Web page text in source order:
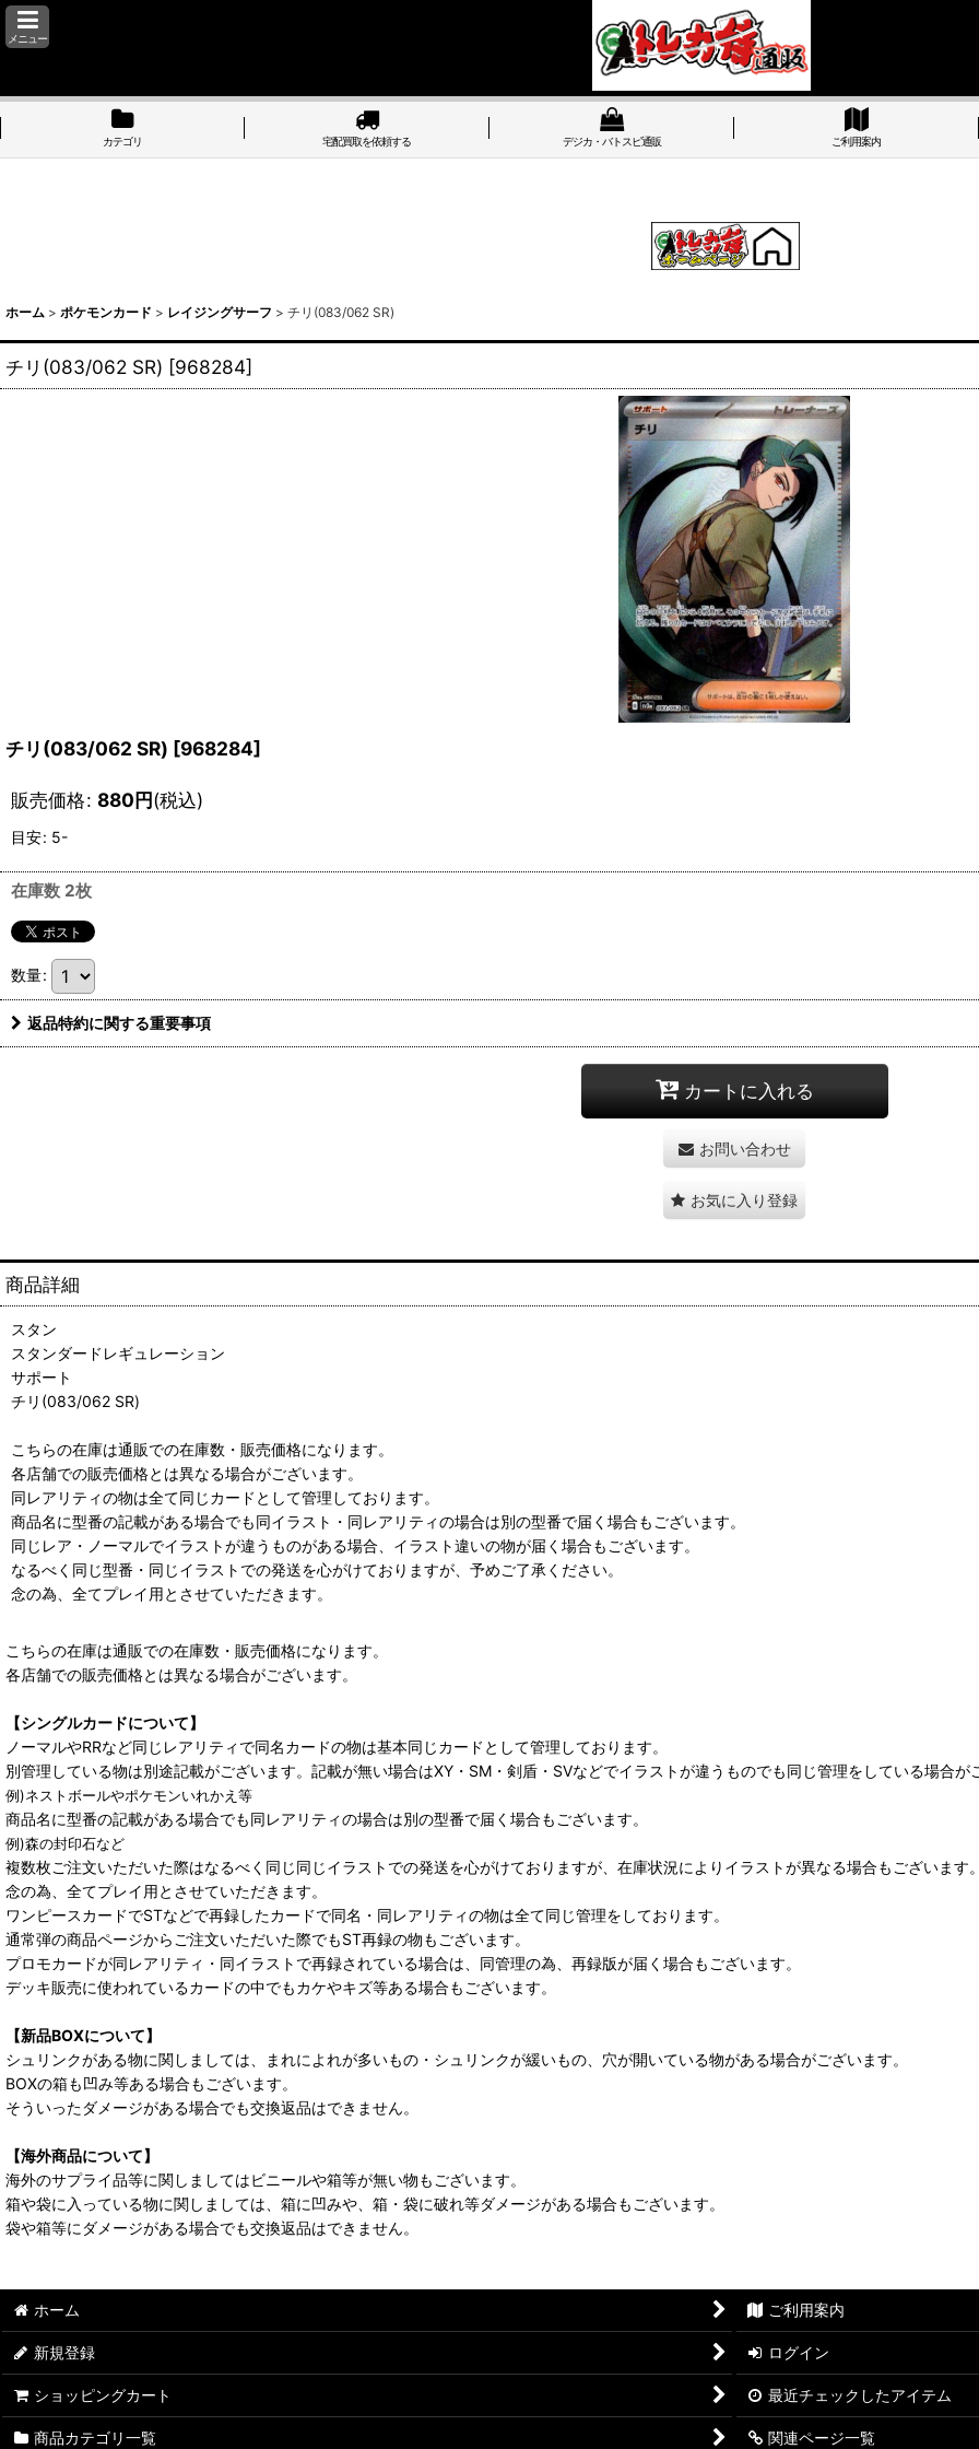
メニュー
カテゴリ 宅配買取を依頼する デジカ・バトスピ通販 ご利用案内
ホーム > ポケモンカード > レイジングサーフ > チリ(083/062 SR)
チリ(083/062 SR) [968284]
チリ(083/062 SR) [968284]
販売価格: 880円(税込)
目安: 5-
在庫数 2枚
数量:
返品特約に関する重要事項
カートに入れる
お問い合わせ
お気に入り登録
商品詳細
スタン
スタンダードレギュレーション
サポート
チリ(083/062 SR)
こちらの在庫は通販での在庫数・販売価格になります。
各店舗での販売価格とは異なる場合がございます。
同レアリティの物は全て同じカードとして管理しております。
商品名に型番の記載がある場合でも同イラスト・同レアリティの場合は別の型番で届く場合もございます。
同じレア・ノーマルでイラストが違うものがある場合、イラスト違いの物が届く場合もございます。
なるべく同じ型番・同じイラストでの発送を心がけておりますが、予めご了承ください。
念の為、全てプレイ用とさせていただきます。
こちらの在庫は通販での在庫数・販売価格になります。
各店舗での販売価格とは異なる場合がございます。
【シングルカードについて】
ノーマルやRRなど同じレアリティで同名カードの物は基本同じカードとして管理しております。
別管理している物は別途記載がございます。記載が無い場合はXY・SM・剣盾・SVなどでイラストが違うものでも同じ管理をしている場合が
例)ネストボールやポケモンいれかえ等
商品名に型番の記載がある場合でも同レアリティの場合は別の型番で届く場合もございます。
例)森の封印石など
複数枚ご注文いただいた際はなるべく同じ同じイラストでの発送を心がけておりますが、在庫状況によりイラストが異なる場合もございます。
念の為、全てプレイ用とさせていただきます。
ワンピースカードでSTなどで再録したカードで同名・同レアリティの物は全て同じ管理をしております。
通常弾の商品ページからご注文いただいた際でもST再録の物もございます。
プロモカードが同レアリティ・同イラストで再録されている場合は、同管理の為、再録版が届く場合もございます。
デッキ販売に使われているカードの中でもカケやキズ等ある場合もございます。
【新品BOXについて】
シュリンクがある物に関しましては、まれによれが多いもの・シュリンクが緩いもの、穴が開いている物がある場合がございます。
BOXの箱も凹み等ある場合もございます。
そういったダメージがある場合でも交換返品はできません。
【海外商品について】
海外のサプライ品等に関しましてはビニールや箱等が無い物もございます。
箱や袋に入っている物に関しましては、箱に凹みや、箱・袋に破れ等ダメージがある場合もございます。
袋や箱等にダメージがある場合でも交換返品はできません。
ホーム ご利用案内
新規登録 ログイン
ショッピングカート 最近チェックしたアイテム
商品カテゴリ一覧 関連ページ一覧